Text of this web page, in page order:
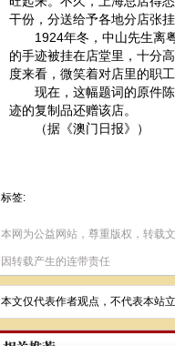
干份，分送给予各地分店张挂
1924年冬，中山先生离粤
的手迹被挂在店堂里，十分
度来看，微笑着对店里的职
现在，这幅题词的原件陈
迹的复制品还赠该店。
（据《澳门日报》）
标签:
本网为公益网站，尊重版权，转载
因转载产生的连带责任
本文仅代表作者观点，不代表本站